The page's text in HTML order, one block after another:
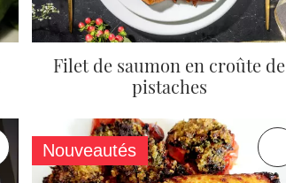
Filet de saumon en croûte de
pistaches
Nouveautés